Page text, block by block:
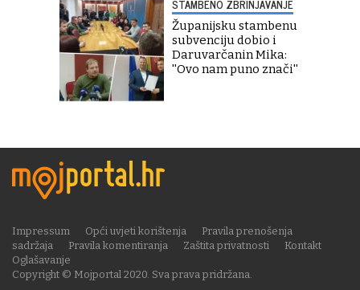
STAMBENO ZBRINJAVANJE
Županijsku stambenu
subvenciju dobio i
Daruvarčanin Mika:
''Ovo nam puno znači''
Copyright © Mojportal 2020. Sva prava pridržana.
Impressum Opći uvjeti korištenja
Pravila prenošenja
sadržaja
Pravila komentiranja Zaštita privatnosti
Kontakt
Oglašavanje